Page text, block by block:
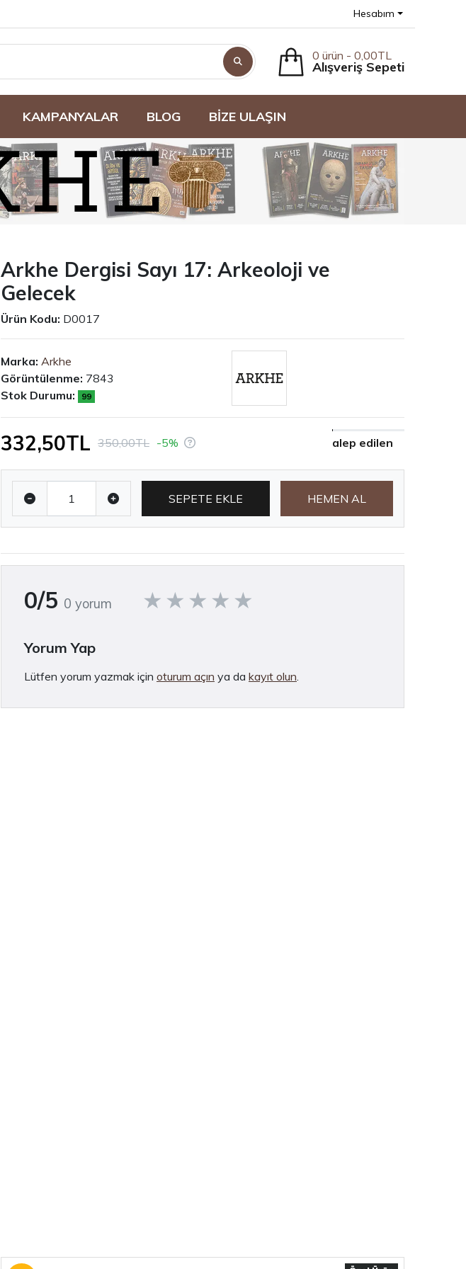
Hesabım
Alışveriş Sepeti
0 ürün - 0,00TL
KAMPANYALAR BLOG BİZE ULAŞIN
Arkhe Dergisi Sayı 17: Arkeoloji ve
Gelecek
Ürün Kodu: D0017
Marka: Arkhe
Görüntülenme: 7843
Stok Durumu:
99
332,50TL 350,00TL -5% alep edilen
SEPETE EKLE HEMEN AL
0/5 0 yorum
Yorum Yap
Lütfen yorum yazmak için oturum açın ya da kayıt olun